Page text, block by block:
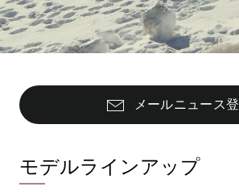
メールニュース
モデルラインアップ